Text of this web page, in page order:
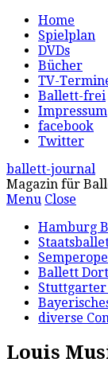
Home
Spielplan
DVDs
Bücher
TV-
Ballett-frei
Impressum
facebook
Twitter
ballett-journal
Magazin für
Menu Close
Hamburg
Ballett
diverse
Louis